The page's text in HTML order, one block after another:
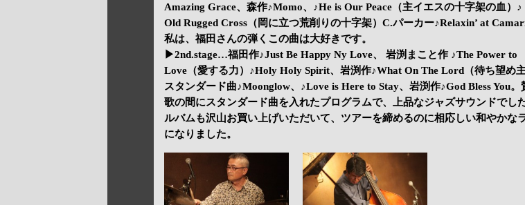
Amazing Grace、森作♪Momo、♪He is Our Peace（主イエスの十字架の血）♪
Old Rugged Cross（岡に立つ荒削りの十字架）C.パーカー♪Relaxin’ at
私は、福田さんの弾くこの曲は大好きです。
▶2nd.stage…福田作♪Just Be Happy Ny Love、 岩渕まこと作 ♪The Power to
Love（愛する力）♪Holy Holy Spirit、岩渕作♪What On The Lord（待ち望め主
スタンダード曲♪Moonglow、♪Love is Here to Stay、岩渕作♪God Bless You。
歌の間にスタンダード曲を入れたプログラムで、上品なジャズサウンドでし
ルバムも沢山お買い上げいただいて、ツアーを締めるのに相応しい和やかな
になりました。